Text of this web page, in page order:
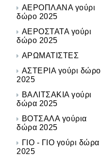
ΑΕΡΟΠΛΑΝΑ γούρι
δώρο 2025
ΑΕΡΟΣΤΑΤΑ γούρι
δώρο 2025
ΑΡΩΜΑΤΙΣΤΕΣ
ΑΣΤΕΡΙΑ γούρι δώρο
2025
ΒΑΛΙΤΣΑΚΙΑ γούρι
δώρα 2025
ΒΟΤΣΑΛΑ γούρια
δώρα 2025
ΓΙΟ - ΓΙΟ γούρι δώρα
2025